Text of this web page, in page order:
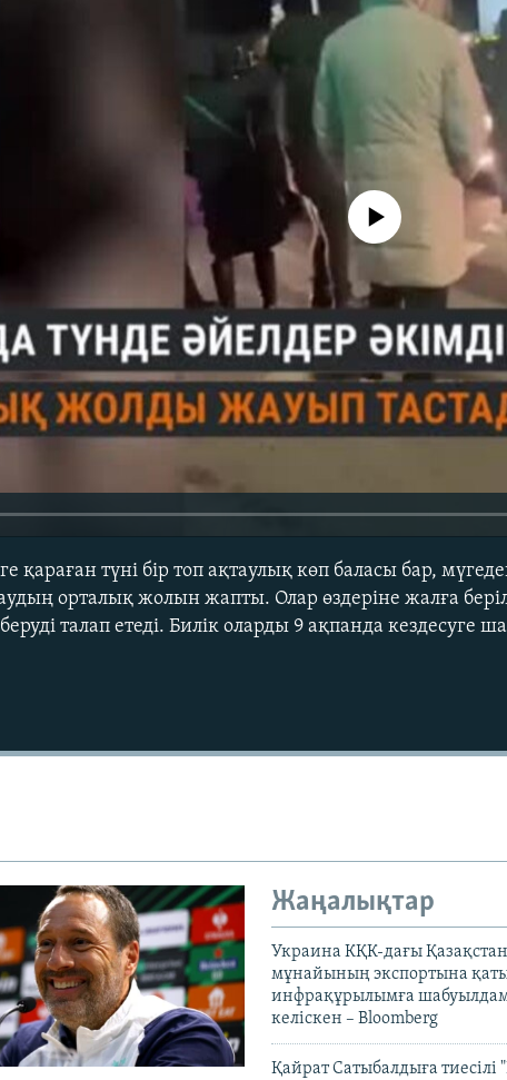
No media source currently
қараған түні бір топ ақтаулық көп баласы бар,
орталық жолын жапты. Олар өздеріне жалға
талап етеді. Билік оларды 9 ақпанда кездесуге
Жаңалықтар
Украина КҚК-дағы Қазақстан
мұнайының экспортына
инфрақұрылымға
келіскен – Bloomberg
Қайрат Сатыбалдыға тиесілі